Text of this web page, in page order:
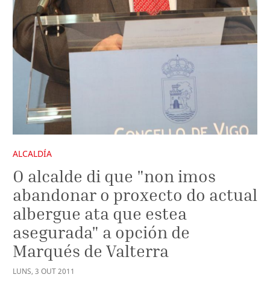
ALCALDÍA
O alcalde di que "non imos
abandonar o proxecto do actual
albergue ata que estea
asegurada" a opción de
Marqués de Valterra
LUNS, 3 OUT2011